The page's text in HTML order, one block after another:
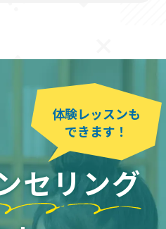
なったおかげだと思っ
していく方に、自信を
す！
ました。
セリング
体験レッスンも
できます！